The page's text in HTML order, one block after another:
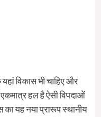
यहां विकास भी चाहिए और
हल है ऐसी विपदाओं
का यह नया प्रारूप स्थानीय